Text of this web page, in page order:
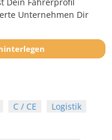
Unternehmen Dir
Fahrer hinterlegen
C / CE Logistik